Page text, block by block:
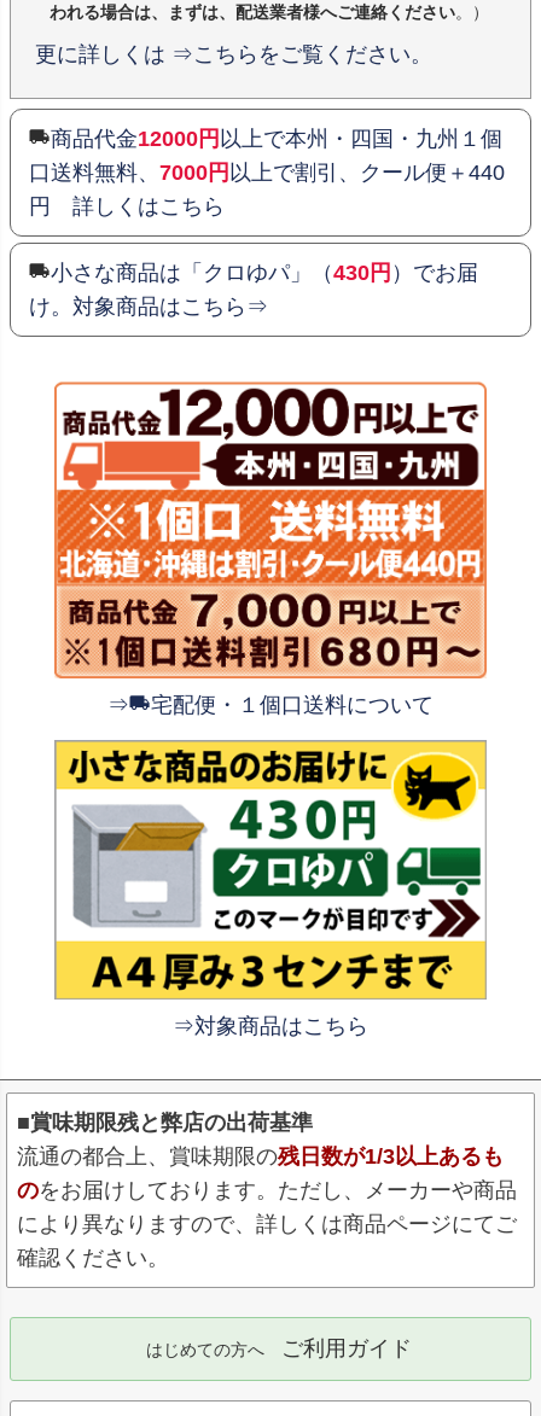
われる場合は、まずは、配送業者様へご連絡ください。）
更に詳しくは ⇒こちらをご覧ください。
商品代金12000円 以上で本州・四国・九州１個
口送料無料、 7000円 以上で割引、クール便＋440
円 詳しくはこちら
小さな商品は「クロゆパ」（430円 ）でお届
け。対象商品はこちら⇒
⇒ 宅配便・１個口送料について
⇒対象商品はこちら
■賞味期限残と弊店の出荷基準
流通の都合上、賞味期限の残日数が1/3以上あるも
のをお届けしております。ただし、メーカーや商品
により異なりますので、詳しくは商品ページにてご
確認ください。
はじめての方へ ご利用ガイド